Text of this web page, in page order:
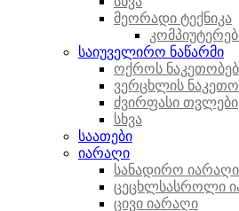
მეორადი ტექნიკა
საიუველირო ნაწარმი
ოქროს
ვერცხლის
ძვირფასი თვლები
სხვა
საათები
იარაღი
სანადირო იარაღი
ცეცხლსასროლი
ცივი იარაღი